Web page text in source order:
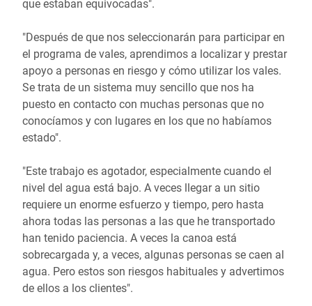
que estaban equivocadas".
"Después de que nos seleccionarán para participar en
el programa de vales, aprendimos a localizar y prestar
apoyo a personas en riesgo y cómo utilizar los vales.
Se trata de un sistema muy sencillo que nos ha
puesto en contacto con muchas personas que no
conocíamos y con lugares en los que no habíamos
estado".
"Este trabajo es agotador, especialmente cuando el
nivel del agua está bajo. A veces llegar a un sitio
requiere un enorme esfuerzo y tiempo, pero hasta
ahora todas las personas a las que he transportado
han tenido paciencia. A veces la canoa está
sobrecargada y, a veces, algunas personas se caen al
agua. Pero estos son riesgos habituales y advertimos
de ellos a los clientes".